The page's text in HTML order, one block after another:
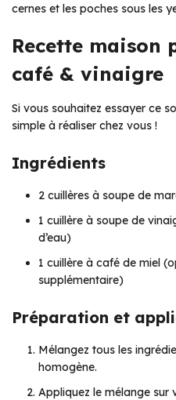
cernes et les poches sous les
Recette maison
café & vinaigre
Si vous souhaitez essayer ce
simple à réaliser chez vous !
Ingrédients
2 cuillères à soupe de
1 cuillère à soupe de
d’eau)
1 cuillère à café de miel
supplémentaire)
Préparation et
Mélangez tous les
homogène.
Appliquez le mélange